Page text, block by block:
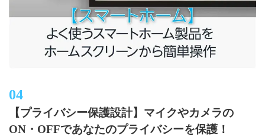
【プライバシー保護設計】マイクやカメラの
ON・OFFであなたのプライバシーを保護！